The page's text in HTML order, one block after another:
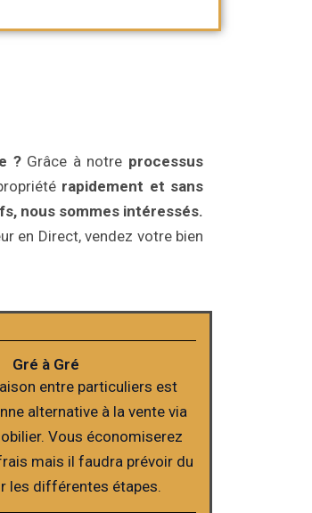
?Grâce à notre processus
rapidement et sans
nous sommes intéressés.
en Direct, vendez votre bien
Gré à Gré
entre particuliers est
alternative à la vente via
Vous économiserez
mais il faudra prévoir du
les différentes étapes.